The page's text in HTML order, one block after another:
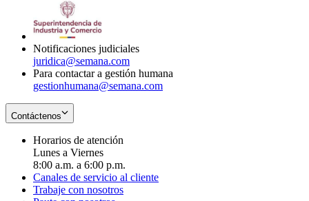
Notificaciones judiciales
juridica@semana.com
Para contactar a gestión humana
gestionhumana@semana.com
Contáctenos
Horarios de atención
Lunes a Viernes
8:00 a.m. a 6:00 p.m.
Canales de servicio al cliente
Trabaje con nosotros